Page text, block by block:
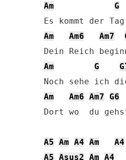
Am
G
Am
Am6 Am7
Am
G
Am
Am6 Am7 G6
Dort wo  du
A5 Am A4 Am A4
A5 Asus2 Am A4